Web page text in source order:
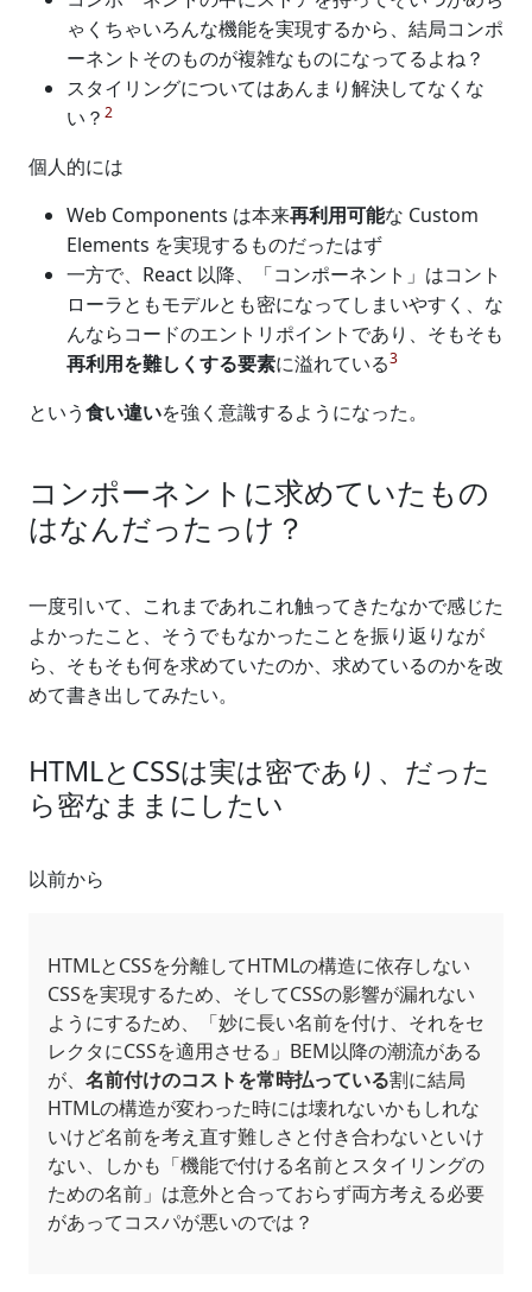
ゃくちゃいろんな機能を実現するから、結局コンポ
ーネントそのものが複雑なものになってるよね？
スタイリングについてはあんまり解決してなくな
い？ 2
個人的には
Web Components は本来再利用可能な Custom
Elements を実現するものだったはず
一方で、React 以降、「コンポーネント」はコント
ローラともモデルとも密になってしまいやすく、な
んならコードのエントリポイントであり、そもそも
再利用を難しくする要素に溢れている3
という食い違いを強く意識するようになった。
コンポーネントに求めていたもの
はなんだったっけ？
一度引いて、これまであれこれ触ってきたなかで感じた
よかったこと、そうでもなかったことを振り返りなが
ら、そもそも何を求めていたのか、求めているのかを改
めて書き出してみたい。
HTMLとCSSは実は密であり、だった
ら密なままにしたい
以前から
HTMLとCSSを分離してHTMLの構造に依存しない
CSSを実現するため、そしてCSSの影響が漏れない
ようにするため、「妙に長い名前を付け、それをセ
レクタにCSSを適用させる」BEM以降の潮流がある
が、 名前付けのコストを常時払っている割に結局
HTMLの構造が変わった時には壊れないかもしれな
いけど名前を考え直す難しさと付き合わないといけ
ない、しかも「機能で付ける名前とスタイリングの
ための名前」は意外と合っておらず両方考える必要
があってコスパが悪いのでは？